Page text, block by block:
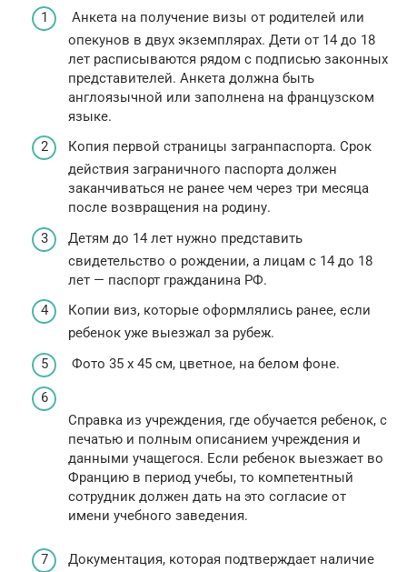
Анкета на получение визы от родителей или
опекунов в двух экземплярах. Дети от 14 до 18
лет расписываются рядом с подписью законных
представителей. Анкета должна быть
англоязычной или заполнена на французском
языке.
Копия первой страницы загранпаспорта. Срок
действия заграничного паспорта должен
заканчиваться не ранее чем через три месяца
после возвращения на родину.
Детям до 14 лет нужно представить
свидетельство о рождении, а лицам с 14 до 18
лет — паспорт гражданина РФ.
Копии виз, которые оформлялись ранее, если
ребенок уже выезжал за рубеж.
Фото 35 х 45 см, цветное, на белом фоне.
Справка из учреждения, где обучается ребенок, с
печатью и полным описанием учреждения и
данными учащегося. Если ребенок выезжает во
Францию в период учебы, то компетентный
сотрудник должен дать на это согласие от
имени учебного заведения.
Документация, которая подтверждает наличие